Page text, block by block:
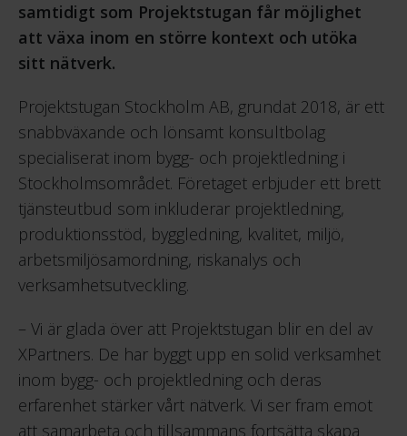
samtidigt som Projektstugan får möjlighet
att växa inom en större kontext och utöka
sitt nätverk.
Projektstugan Stockholm AB, grundat 2018, är ett
snabbväxande och lönsamt konsultbolag
specialiserat inom bygg- och projektledning i
Stockholmsområdet. Företaget erbjuder ett brett
tjänsteutbud som inkluderar projektledning,
produktionsstöd, byggledning, kvalitet, miljö,
arbetsmiljösamordning, riskanalys och
verksamhetsutveckling.
– Vi är glada över att Projektstugan blir en del av
XPartners. De har byggt upp en solid verksamhet
inom bygg- och projektledning och deras
erfarenhet stärker vårt nätverk. Vi ser fram emot
att samarbeta och tillsammans fortsätta skapa